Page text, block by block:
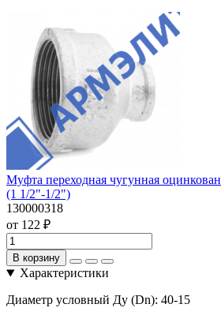
Муфта переходная чугунная
(1 1/2"-1/2")
130000318
от 122 ₽
В корзину
Характеристики
Диаметр условный Ду (Dn): 40-15